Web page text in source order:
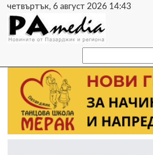
четвъртък, 6 август 2026 14:43